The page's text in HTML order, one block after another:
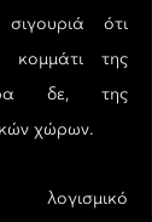
ότι
κομμάτι της
δε, της
χώρων.
λογισμικό